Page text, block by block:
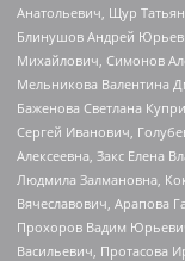
Анатольевич, Щур
Блинушов Андрей
Михайлович, Симонов
Мельникова Валентина
Баженова Светлана
Сергей Иванович,
Алексеевна, Закс Елена
Людмила Залмановна,
Вячеславович, Арапова
Прохоров Вадим
Васильевич, Протасова